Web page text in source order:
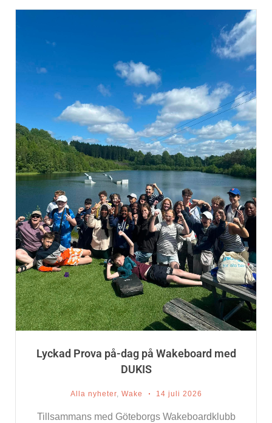
Lyckad Prova på-dag på Wakeboard med
DUKIS
Alla nyheter, Wake 14 juli 2026
Tillsammans med Göteborgs Wakeboardklubb